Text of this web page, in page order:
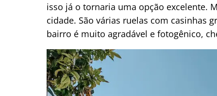
isso já o tornaria uma opção excelente.
cidade. São várias ruelas com casinhas
bairro é muito agradável e fotogênico,